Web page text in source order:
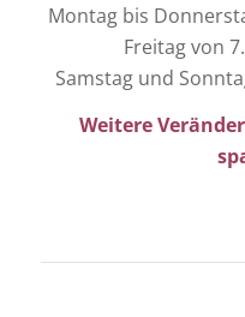
Montag bis
Freitag von
Samstag und
Weitere